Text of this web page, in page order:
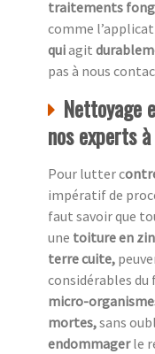
traitements
comme
quiagit
pas à nous
Nettoyage
nos experts
Pour lutter c
impératif de
faut savoir que
une toiture en
terre cuite,
considérables
micro-
mortes,sans
endommagerle